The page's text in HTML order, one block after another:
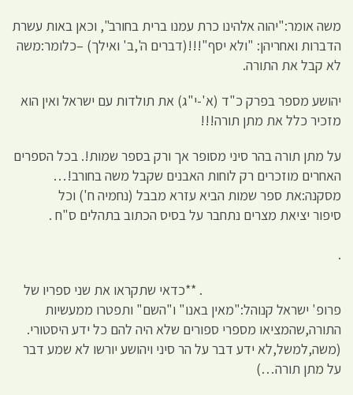
משה אומר:"יהוה אלהינו כרת עמנו ברית בחורב", וכאן באות עשרת
הדברות ואחריהן: "ולא יסף"!!!(דברים ה',ב' ואילך) –כלומר:משה
לא קבל את התורה.
יהושע מספר בפרק כ"ד (א'-י"ג) את תולדות עם ישראל ואין הוא
מזכיר כלל את מתן תורה!!!
על מתן תורה בהר סיני מסופר אך ורק בספר שמות!. בכל הספרים
האחרים מוזכרים רק לוחות האבנים שקבל משה בחורב!…
מסקנה:את ספר שמות הביא עזרא מבבל (נחמיה ח') וכל
סיפור יציאת מצרים נתחבר על בסיס הכתוב בתהלים ס"ח .
. **כדאי שתקראו את שני ספריו של
פרופ' ישראל קנוהל:"מאין באנו" ו"השם" ותפטרו ממעשיות
התורה,שהמציאו מספרי ספורים שלא היה להם כל ידע היסטורי.
(משה,למשל,לא ידע דבר על הר סיני ויהושע יורשו לא שמע דבר
על מתן תורה…)